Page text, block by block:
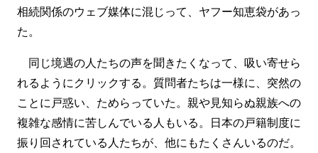
相続関係のウェブ媒体に混じって、ヤフー知恵袋があっ
た。
同じ境遇の人たちの声を聞きたくなって、吸い寄せら
れるようにクリックする。質問者たちは一様に、突然の
ことに戸惑い、ためらっていた。親や見知らぬ親族への
複雑な感情に苦しんでいる人もいる。日本の戸籍制度に
振り回されている人たちが、他にもたくさんいるのだ。